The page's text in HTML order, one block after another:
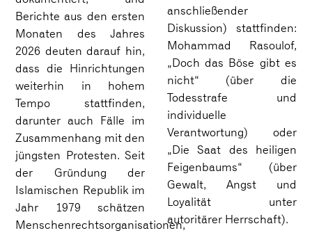
Berichte aus den ersten
Monaten des Jahres
2026 deuten darauf hin,
dass die Hinrichtungen
weiterhin in hohem
Tempo stattfinden,
darunter auch Fälle im
Zusammenhang mit den
jüngsten Protesten. Seit
der Gründung der
Islamischen Republik im
Jahr 1979 schätzen
Menschenrechtsorganisationen,
anschließender
Diskussion) stattfinden:
Mohammad Rasoulof,
„Doch das Böse gibt es
nicht“ (über die
Todesstrafe und
individuelle
Verantwortung) oder
„Die Saat des heiligen
Feigenbaums“ (über
Gewalt, Angst und
Loyalität unter
autoritärer Herrschaft).